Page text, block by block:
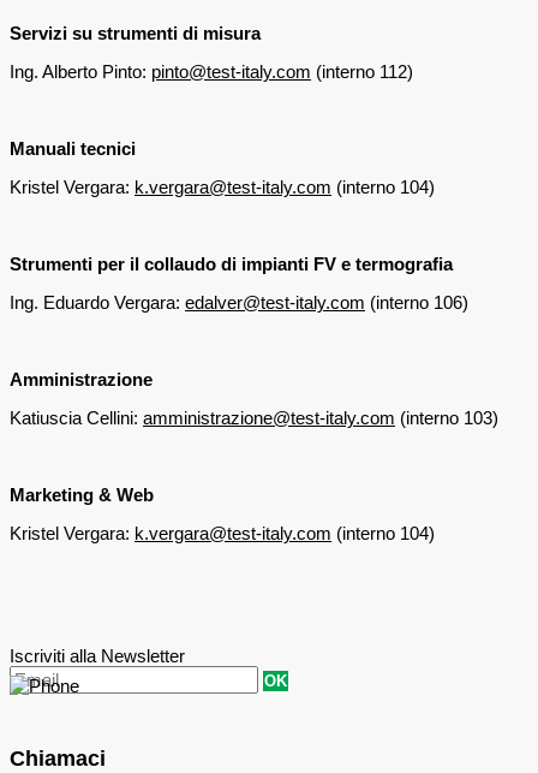
Servizi su strumenti di misura
Ing. Alberto Pinto: pinto@test-italy.com (interno 112)
Manuali tecnici
Kristel Vergara: k.vergara@test-italy.com (interno 104)
Strumenti per il collaudo di impianti FV e termografia
Ing. Eduardo Vergara: edalver@test-italy.com (interno 106)
Amministrazione
Katiuscia Cellini: amministrazione@test-italy.com (interno 103)
Marketing & Web
Kristel Vergara: k.vergara@test-italy.com (interno 104)
Iscriviti alla Newsletter
OK
Chiamaci